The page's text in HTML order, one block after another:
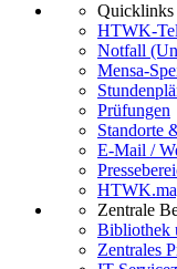
Quicklinks
HTWK-
Notfall
Mensa-
Prüfungen
Standorte
E-Mail /
Zentrale
Bibliothek
Zentrales